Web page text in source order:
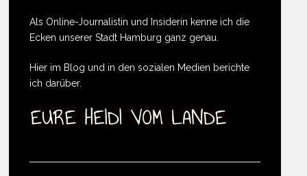
Als Online-Journalistin und Insiderin kenne ich die
Ecken unserer Stadt Hamburg ganz genau.
Hier im Blog und in den sozialen Medien berichte
ich darüber.